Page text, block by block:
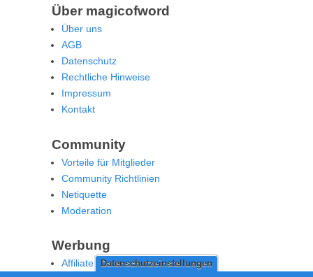
Datenschutzeinstellungen
Über magicofword
Über uns
AGB
Datenschutz
Rechtliche Hinweise
Impressum
Kontakt
Community
Vorteile für Mitglieder
Community Richtlinien
Netiquette
Moderation
Werbung
Affiliate Offenlegung